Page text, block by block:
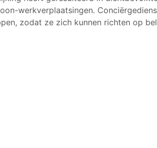
werkverplaatsingen.
zodat ze zich kunnen richten op